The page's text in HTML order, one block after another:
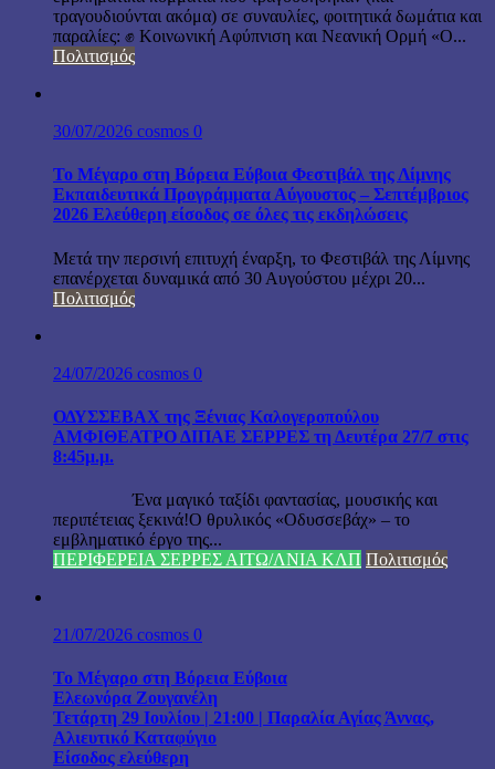
τραγουδιούνται ακόμα) σε συναυλίες, φοιτητικά δωμάτια και
παραλίες: ✊ Κοινωνική Αφύπνιση και Νεανική Ορμή «Ο...
Πολιτισμός
30/07/2026 cosmos 0
Το Μέγαρο στη Βόρεια Εύβοια Φεστιβάλ της Λίμνης
Εκπαιδευτικά Προγράμματα Αύγουστος – Σεπτέμβριος
2026 Ελεύθερη είσοδος σε όλες τις εκδηλώσεις
Μετά την περσινή επιτυχή έναρξη, το Φεστιβάλ της Λίμνης
επανέρχεται δυναμικά από 30 Αυγούστου μέχρι 20...
Πολιτισμός
24/07/2026 cosmos 0
ΟΔΥΣΣΕΒΑΧ της Ξένιας Καλογεροπούλου
ΑΜΦΙΘΕΑΤΡΟ ΔΙΠΑΕ ΣΕΡΡΕΣ τη Δευτέρα 27/7 στις
8:45μ.μ.
Ένα μαγικό ταξίδι φαντασίας, μουσικής και
περιπέτειας ξεκινά!Ο θρυλικός «Οδυσσεβάχ» – το
εμβληματικό έργο της...
ΠΕΡΙΦΕΡΕΙΑ ΣΕΡΡΕΣ ΑΙΤΩ/ΛΝΙΑ ΚΛΠ Πολιτισμός
21/07/2026 cosmos 0
Το Μέγαρο στη Βόρεια Εύβοια
Ελεωνόρα Ζουγανέλη
Τετάρτη 29 Ιουλίου | 21:00 | Παραλία Αγίας Άννας,
Αλιευτικό Καταφύγιο
Είσοδος ελεύθερη